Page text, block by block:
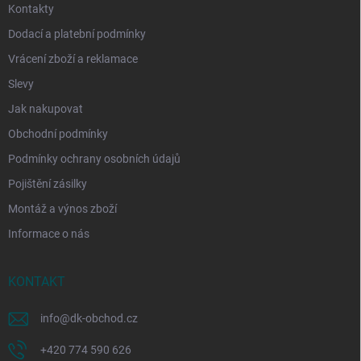
Kontakty
Dodací a platební podmínky
Vrácení zboží a reklamace
Slevy
Jak nakupovat
Obchodní podmínky
Podmínky ochrany osobních údajů
Pojištění zásilky
Montáž a výnos zboží
Informace o nás
KONTAKT
info@dk-obchod.cz
+420 774 590 626